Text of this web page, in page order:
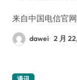
来自中国电信
dawei 2 月